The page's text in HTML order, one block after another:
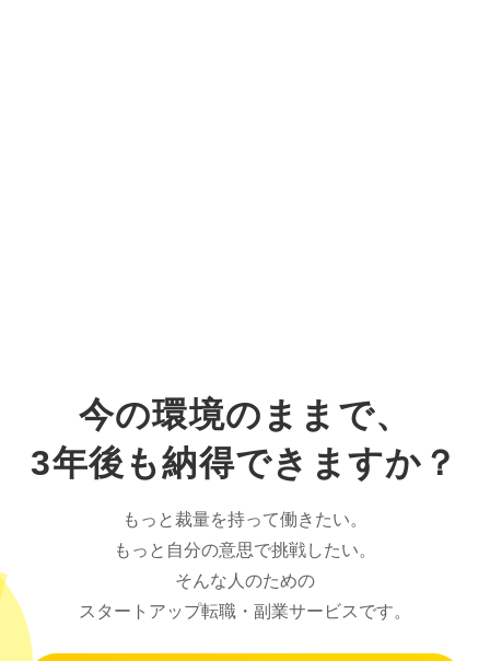
今の環境のままで、
3年後も納得できますか？
もっと裁量を持って働きたい。
もっと自分の意思で挑戦したい。
そんな人のための
スタートアップ転職・副業サービスです。